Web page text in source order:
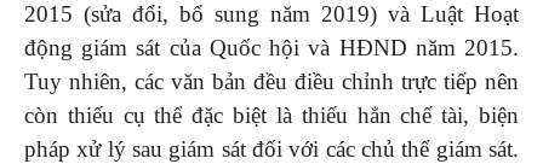
2015 (sửa đổi, bổ sung năm 2019) và Luật Hoạt
động giám sát của Quốc hội và HĐND năm 2015.
Tuy nhiên, các văn bản đều điều chỉnh trực tiếp nên
còn thiếu cụ thể đặc biệt là thiếu hẳn chế tài, biện
pháp xử lý sau giám sát đối với các chủ thể giám sát.